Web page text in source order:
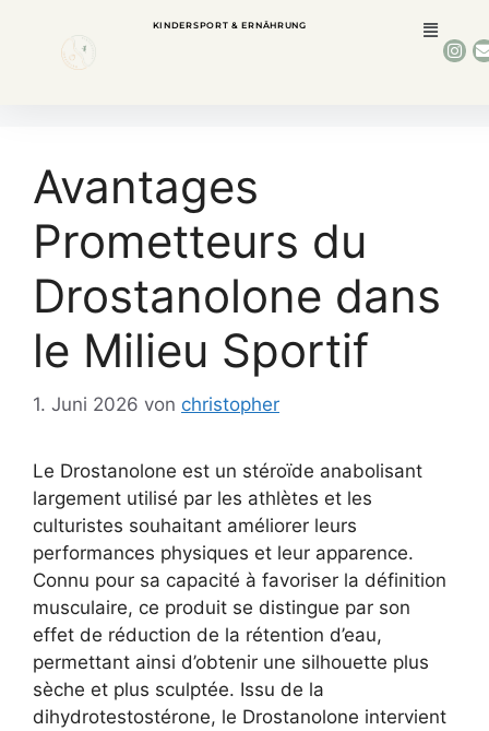
KINDERSPORT & ERNÄHRUNG
Avantages
Prometteurs du
Drostanolone dans
le Milieu Sportif
1. Juni 2026 von christopher
Le Drostanolone est un stéroïde anabolisant
largement utilisé par les athlètes et les
culturistes souhaitant améliorer leurs
performances physiques et leur apparence.
Connu pour sa capacité à favoriser la définition
musculaire, ce produit se distingue par son
effet de réduction de la rétention d’eau,
permettant ainsi d’obtenir une silhouette plus
sèche et plus sculptée. Issu de la
dihydrotestostérone, le Drostanolone intervient